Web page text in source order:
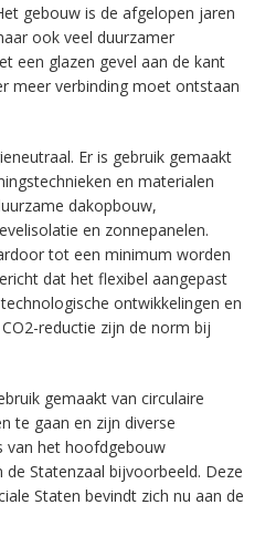
gebouw is de afgelopen jaren
ook veel duurzamer
een glazen gevel aan de kant
meer verbinding moet ontstaan
Er is gebruik gemaakt
en materialen
dakopbouw,
en zonnepanelen.
tot een minimum worden
dat het flexibel aangepast
ontwikkelingen en
reductie zijn de norm bij
gemaakt van circulaire
te gaan en zijn diverse
van het hoofdgebouw
Statenzaal bijvoorbeeld. Deze
Staten bevindt zich nu aan de